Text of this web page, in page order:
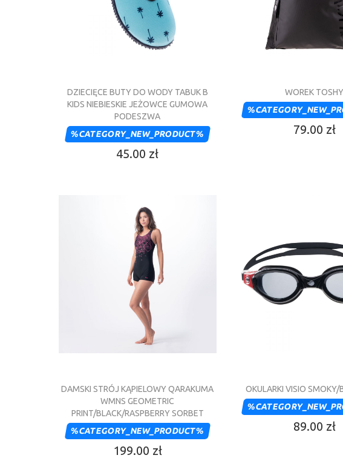
DZIECIĘCE BUTY DO WODY TABUK B
KIDS NIEBIESKIE JEŻOWCE GUMOWA
PODESZWA
%CATEGORY_NEW_PRODUCT%
45.00 zł
WOREK TOSHY
79.00 zł
DAMSKI STRÓJ KĄPIELOWY QARAKUMA
WMNS GEOMETRIC
PRINT/BLACK/RASPBERRY SORBET
%CATEGORY_NEW_PRODUCT%
199.00 zł
OKULARKI VISIO SMOKY/
89.00 zł